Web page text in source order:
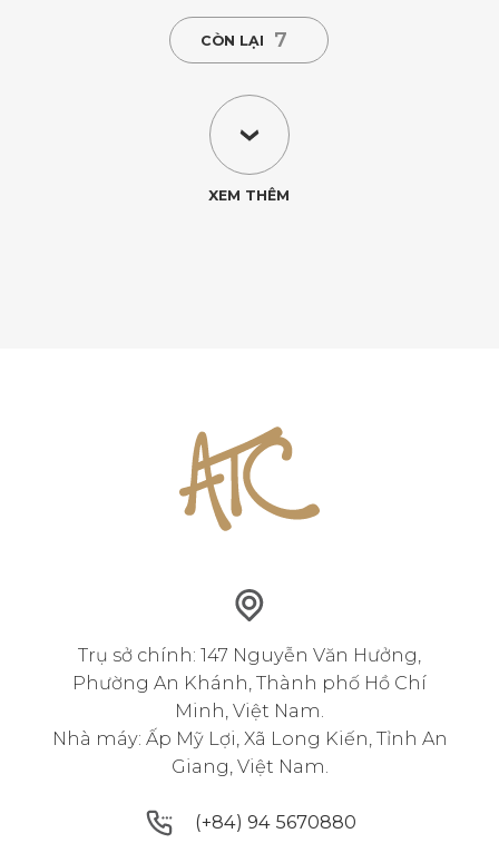
CÒN LẠI 7
XEM THÊM
Trụ sở chính: 147 Nguyễn Văn Hưởng,
Phường An Khánh, Thành phố Hồ Chí
Minh, Việt Nam.
Nhà máy: Ấp Mỹ Lợi, Xã Long Kiến, Tỉnh An
Giang, Việt Nam.
(+84) 94 5670880